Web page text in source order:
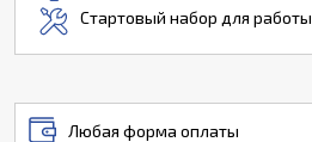
Стартовый набор для работы
Любая форма оплаты